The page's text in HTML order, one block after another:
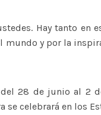
Hay tanto en
y por la
del 28 de junio al 2
celebrará en los